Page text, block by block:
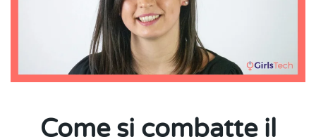
Come si combatte il